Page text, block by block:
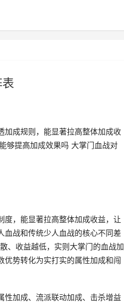
加成规则，能显著拉高整体加成收
够提高加成效果吗 大掌门血战对
度，能显著拉高整体加成收益，让
血战和传统少人血战的核心不同差
、收益越低，实则大掌门的血战加
势转化为实打实的属性加成和闯
性加成、流派联动加成、击杀增益